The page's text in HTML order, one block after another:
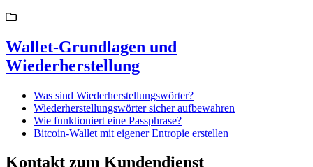
Wallet-Grundlagen und
Wiederherstellung
Was sind Wiederherstellungswörter?
Wiederherstellungswörter sicher aufbewahren
Wie funktioniert eine Passphrase?
Bitcoin-Wallet mit eigener Entropie erstellen
Kontakt zum Kundendienst